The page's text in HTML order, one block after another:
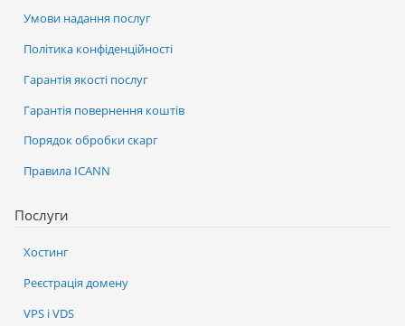
Послуги
Хостинг
Реєстрація домену
VPS і VDS
Умови надання послуг
Політика конфіденційності
Гарантія якості послуг
Гарантія повернення коштів
Порядок обробки скарг
Правила ICANN